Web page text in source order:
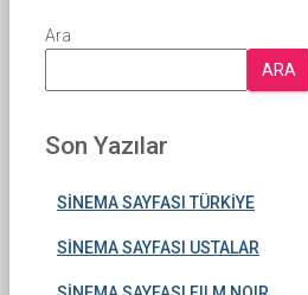
Ara
ARA
Son Yazılar
SİNEMA SAYFASI TÜRKİYE
SİNEMA SAYFASI USTALAR